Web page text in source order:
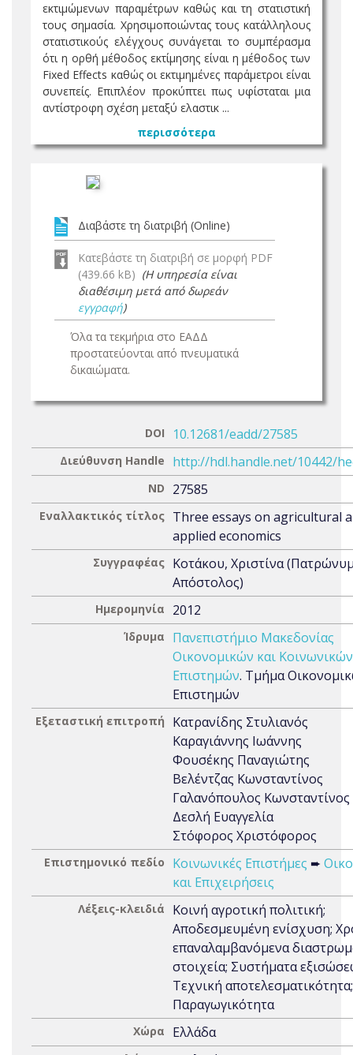
εκτιμώμενων παραμέτρων καθώς και τη στατιστική
τους σημασία. Χρησιμοποιώντας τους κατάλληλους
στατιστικούς ελέγχους συνάγεται το συμπέρασμα
ότι η ορθή μέθοδος εκτίμησης είναι η μέθοδος των
Fixed Effects καθώς οι εκτιμημένες παράμετροι είναι
συνεπείς. Επιπλέον προκύπτει πως υφίσταται μια
αντίστροφη σχέση μεταξύ ελαστικ ...
περισσότερα
Διαβάστε τη διατριβή (Online)
Κατεβάστε τη διατριβή σε μορφή PDF
(439.66 kB) (Η υπηρεσία είναι
διαθέσιμη μετά από δωρεάν
εγγραφή)
Όλα τα τεκμήρια στο ΕΑΔΔ
προστατεύονται από πνευματικά
δικαιώματα.
DOI 10.12681/eadd/27585
Διεύθυνση Handle http://hdl.handle.net/10442/
ND 27585
Εναλλακτικός τίτλος Three essays on agricultural
applied economics
Συγγραφέας Κοτάκου, Χριστίνα
Απόστολος)
Ημερομηνία 2012
Ίδρυμα
Πανεπιστήμιο Μακεδονίας
Οικονομικών και Κοινωνικών
Επιστημών. Τμήμα
Επιστημών
Εξεταστική επιτροπή
Κατρανίδης Στυλιανός
Καραγιάννης Ιωάννης
Φουσέκης Παναγιώτης
Βελέντζας Κωνσταντίνος
Γαλανόπουλος Κωνσταντίνος
Δεσλή Ευαγγελία
Στόφορος Χριστόφορος
Επιστημονικό πεδίο Κοινωνικές Επιστήμες ➨
και Επιχειρήσεις
Λέξεις-κλειδιά
Κοινή αγροτική πολιτική;
Αποδεσμευμένη ενίσχυση;
επαναλαμβανόμενα
στοιχεία; Συστήματα
Τεχνική αποτελεσματικότητα;
Παραγωγικότητα
Χώρα Ελλάδα